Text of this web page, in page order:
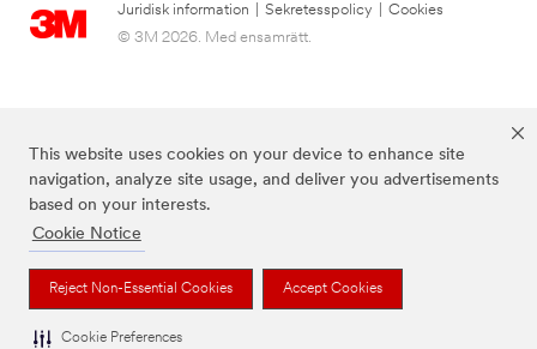
This website uses cookies on your device to enhance site
navigation, analyze site usage, and deliver you advertisements
based on your interests.
Cookie Notice
Reject Non-Essential Cookies Accept Cookies
Cookie Preferences
Juridisk information Sekretesspolicy
Cookies
© 3M 2026. Med ensamrätt.
3M, Post-it® och färgen Canary Yellow™ är varumärken som tillhör 3M.